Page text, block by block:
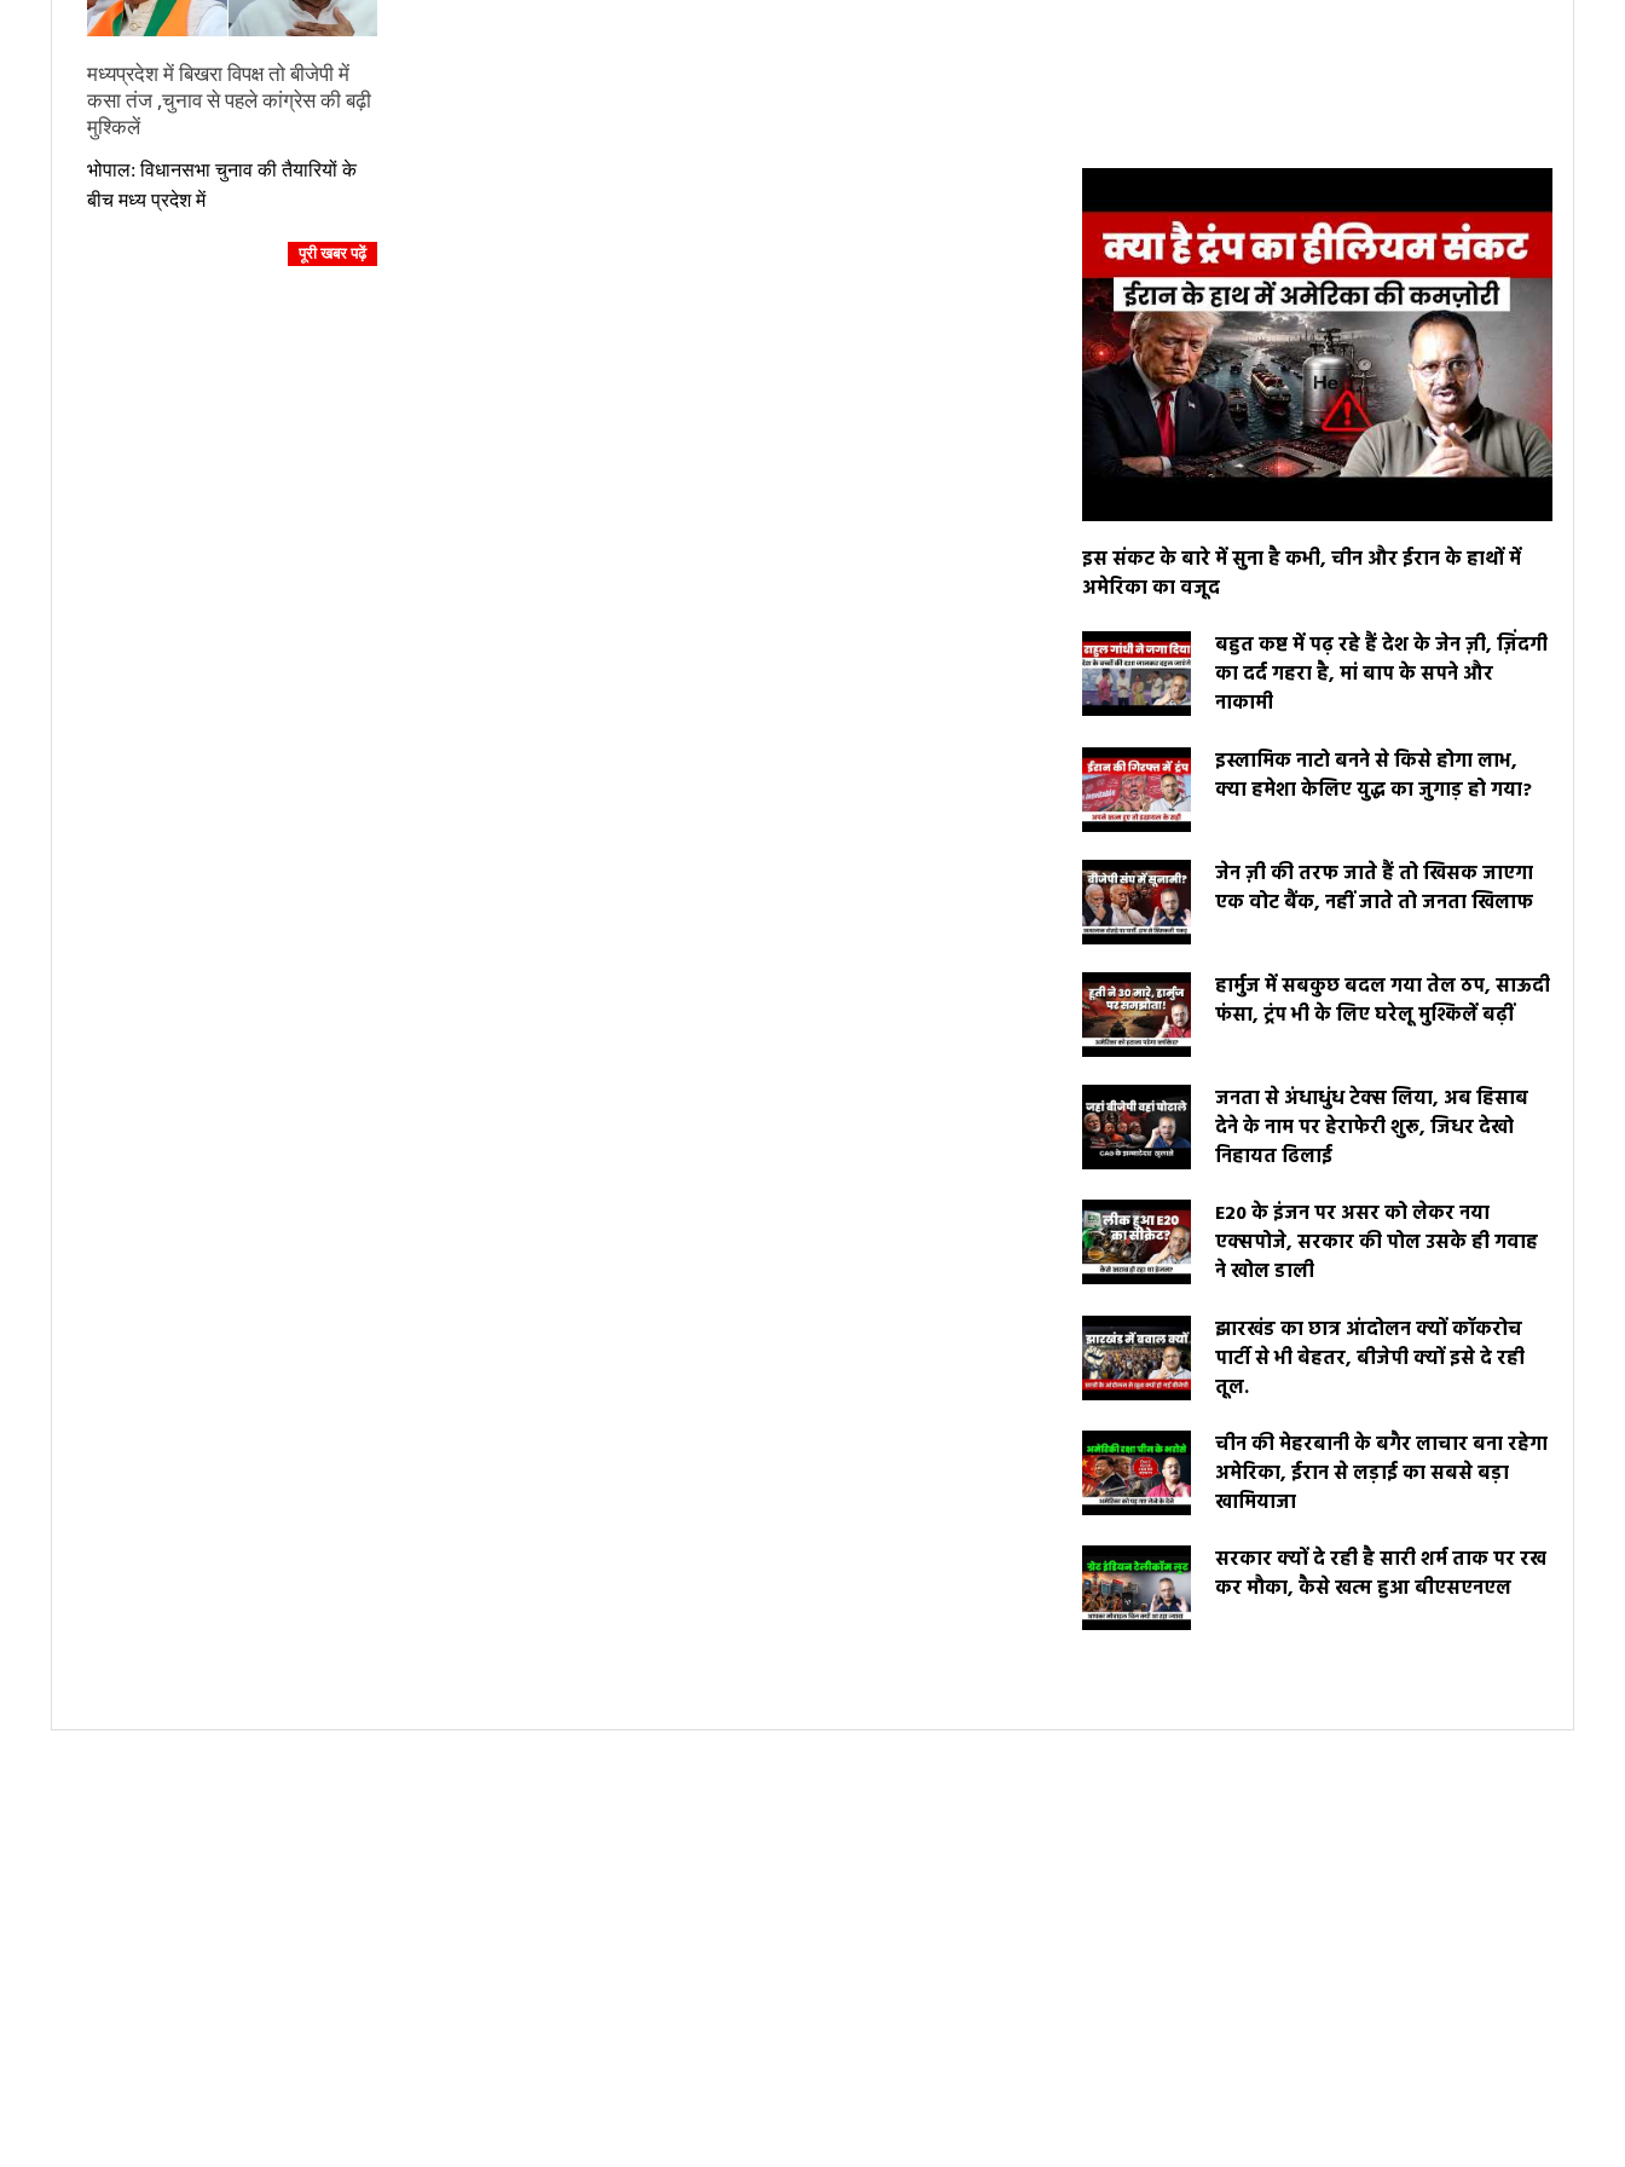
मध्यप्रदेश में बिखरा विपक्ष तो बीजेपी में
कसा तंज ,चुनाव से पहले कांग्रेस की बढ़ी
मुश्किलें
10-
26
भोपाल: विधानसभा चुनाव की तैयारियों के
बीच मध्य प्रदेश में
पूरी खबर पढ़ें
इस संकट के बारे में सुना है कभी, चीन और ईरान के हाथों में
अमेरिका का वजूद
बहुत कष्ट में पढ़ रहे हैं देश के जेन ज़ी, ज़िंदगी
का दर्द गहरा है, मां बाप के सपने और
नाकामी
इस्लामिक नाटो बनने से किसे होगा लाभ,
क्या हमेशा केलिए युद्ध का जुगाड़ हो गया?
जेन ज़ी की तरफ जाते हैं तो खिसक जाएगा
एक वोट बैंक, नहीं जाते तो जनता खिलाफ
हार्मुज में सबकुछ बदल गया तेल ठप, साऊदी
फंसा, ट्रंप भी के लिए घरेलू मुश्किलें बढ़ीं
जनता से अंधाधुंध टेक्स लिया, अब हिसाब
देने के नाम पर हेराफेरी शुरू, जिधर देखो
निहायत ढिलाई
E20 के इंजन पर असर को लेकर नया
एक्सपोजे, सरकार की पोल उसके ही गवाह
ने खोल डाली
झारखंड का छात्र आंदोलन क्यों कॉकरोच
पार्टी से भी बेहतर, बीजेपी क्यों इसे दे रही
तूल.
चीन की मेहरबानी के बगैर लाचार बना रहेगा
अमेरिका, ईरान से लड़ाई का सबसे बड़ा
खामियाजा
सरकार क्यों दे रही है सारी शर्म ताक पर रख
कर मौका, कैसे खत्म हुआ बीएसएनएल